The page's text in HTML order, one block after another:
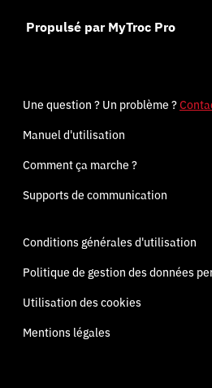
Propulsé par MyTroc Pro
Une question ? Un problème ?
Manuel d'utilisation
Comment ça marche ?
Supports de communication
Conditions générales d'utilisation
Politique de gestion des données
Utilisation des cookies
Mentions légales